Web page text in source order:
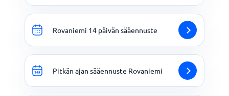
Rovaniemi 14 päivän sääennuste
Pitkän ajan sääennuste Rovaniemi